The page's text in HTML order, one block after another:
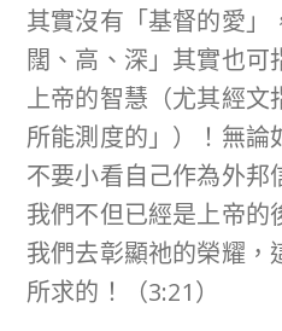
其實沒有「基督的愛」
闊、高、深」其實也可
上帝的智慧（尤其經文
所能測度的」）！無論
不要小看自己作為外邦
我們不但已經是上帝的
我們去彰顯祂的榮耀，
所求的！（3:21）